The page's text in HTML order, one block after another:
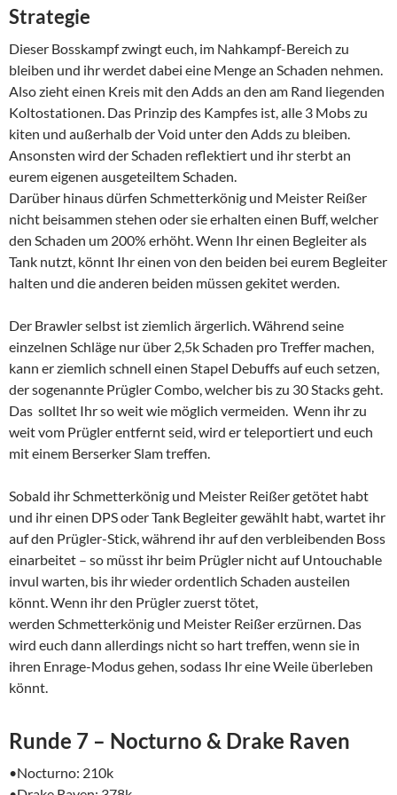
Strategie
Dieser Bosskampf zwingt euch, im Nahkampf-Bereich zu
bleiben und ihr werdet dabei eine Menge an Schaden nehmen.
Also zieht einen Kreis mit den Adds an den am Rand liegenden
Koltostationen. Das Prinzip des Kampfes ist, alle 3 Mobs zu
kiten und außerhalb der Void unter den Adds zu bleiben.
Ansonsten wird der Schaden reflektiert und ihr sterbt an
eurem eigenen ausgeteiltem Schaden.
Darüber hinaus dürfen Schmetterkönig und Meister Reißer
nicht beisammen stehen oder sie erhalten einen Buff, welcher
den Schaden um 200% erhöht. Wenn Ihr einen Begleiter als
Tank nutzt, könnt Ihr einen von den beiden bei eurem Begleiter
halten und die anderen beiden müssen gekitet werden.
Der Brawler selbst ist ziemlich ärgerlich. Während seine
einzelnen Schläge nur über 2,5k Schaden pro Treffer machen,
kann er ziemlich schnell einen Stapel Debuffs auf euch setzen,
der sogenannte Prügler Combo, welcher bis zu 30 Stacks geht.
Das solltet Ihr so weit wie möglich vermeiden. Wenn ihr zu
weit vom Prügler entfernt seid, wird er teleportiert und euch
mit einem Berserker Slam treffen.
Sobald ihr Schmetterkönig und Meister Reißer getötet habt
und ihr einen DPS oder Tank Begleiter gewählt habt, wartet ihr
auf den Prügler-Stick, während ihr auf den verbleibenden Boss
einarbeitet – so müsst ihr beim Prügler nicht auf Untouchable
invul warten, bis ihr wieder ordentlich Schaden austeilen
könnt. Wenn ihr den Prügler zuerst tötet,
werden Schmetterkönig und Meister Reißer erzürnen. Das
wird euch dann allerdings nicht so hart treffen, wenn sie in
ihren Enrage-Modus gehen, sodass Ihr eine Weile überleben
könnt.
Runde 7 – Nocturno & Drake Raven
•Nocturno: 210k